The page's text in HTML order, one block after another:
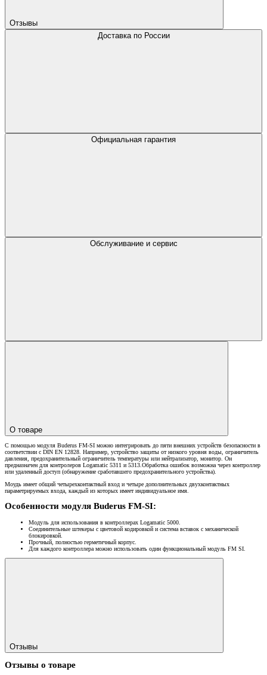
Отзывы
Доставка по России
Официальная гарантия
Обслуживание и сервис
О товаре
С помощью модуля Buderus FM-SI можно интегрировать до пяти внешних устройств безопасности в
соответствии с DIN EN 12828. Например, устройство защиты от низкого уровня воды, ограничитель
давления, предохранительный ограничитель температуры или нейтрализатор, монитор. Он
предназначен для контролеров Logamatic 5311 и 5313.Обработка ошибок возможна через контроллер
или удаленный доступ (обнаружение сработавшего предохранительного устройства).
Моудь имеет общий четырехконтактный вход и четыре дополнительных двухконтактных
параметрируемых входа, каждый из которых имеет индивидуальное имя.
Особенности модуля Buderus FM-SI:
Модуль для использования в контроллерах Logamatic 5000.
Соединительные штекеры с цветовой кодировкой и система вставок с механической
блокировкой.
Прочный, полностью герметичный корпус.
Для каждого контроллера можно использовать один функциональный модуль FM SI.
Отзывы
Отзывы о товаре